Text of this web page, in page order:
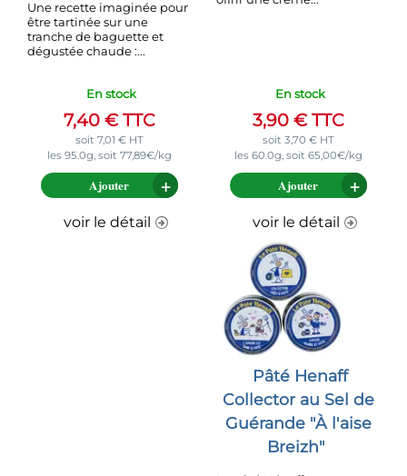
Une recette imaginée pour
être tartinée sur une
tranche de baguette et
dégustée chaude :...
En stock
7,40 €TTC
soit 7,01 €HT
les 95.0g, soit 77,89€/kg
Ajouter
voir le détail
En stock
3,90 €TTC
soit 3,70 €HT
les 60.0g, soit 65,00€/kg
Ajouter
voir le détail
Pâté Henaff
Collector au Sel de
Guérande "À l'aise
Breizh"